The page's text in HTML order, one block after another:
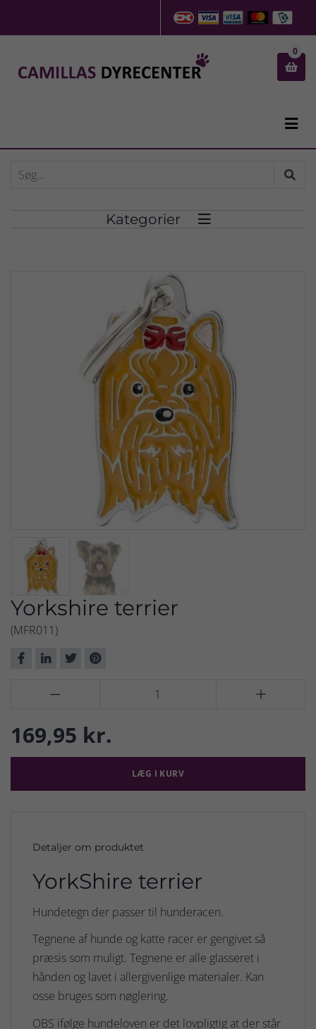

0

Kategorier 
Yorkshire terrier
(MFR011)
 
169,95 kr.
LÆG I KURV
Detaljer om produktet
YorkShire terrier
Hundetegn der passer til hunderacen.
Tegnene af hunde og katte racer er gengivet så
præsis som muligt. Tegnene er alle glasseret i
hånden og lavet i allergivenlige materialer. Kan
osse bruges som nøglering.
OBS ifølge hundeloven er det lovpligtig at der står